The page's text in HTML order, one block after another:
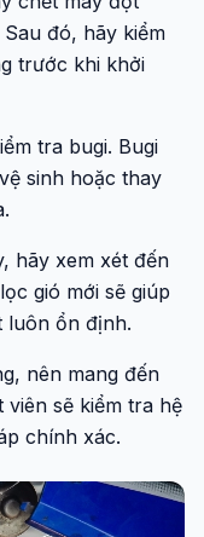
đó, hãy kiểm
trước khi khởi
tra bugi. Bugi
sinh hoặc thay
hãy xem xét đến
gió mới sẽ giúp
luôn ổn định.
nên mang đến
sẽ kiểm tra hệ
chính xác.